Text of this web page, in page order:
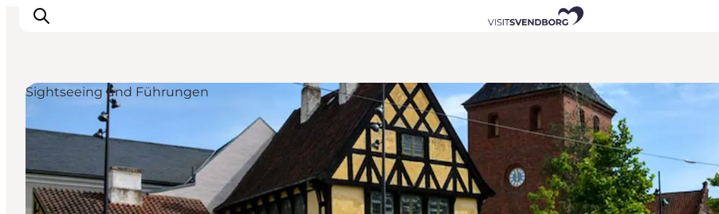
Veranstaltungen
Essen und Trinken
Shopping in Svendborg
Übernachtung
Sightseeing und Führungen